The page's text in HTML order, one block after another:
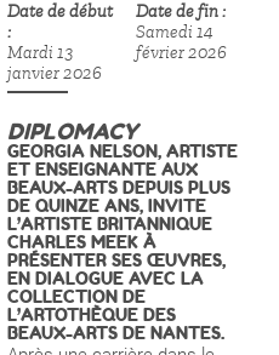
Date de début
Mardi 13
janvier 2026
Date de fin
Samedi 14
février 2026
DIPLOMACY
GEORGIA NELSON, ARTISTE
ET ENSEIGNANTE AUX
BEAUX-ARTS DEPUIS PLUS
DE QUINZE ANS, INVITE
L’ARTISTE BRITANNIQUE
CHARLES MEEK À
PRÉSENTER SES ŒUVRES,
EN DIALOGUE AVEC LA
COLLECTION DE
L’ARTOTHÈQUE DES
BEAUX-ARTS DE NANTES.